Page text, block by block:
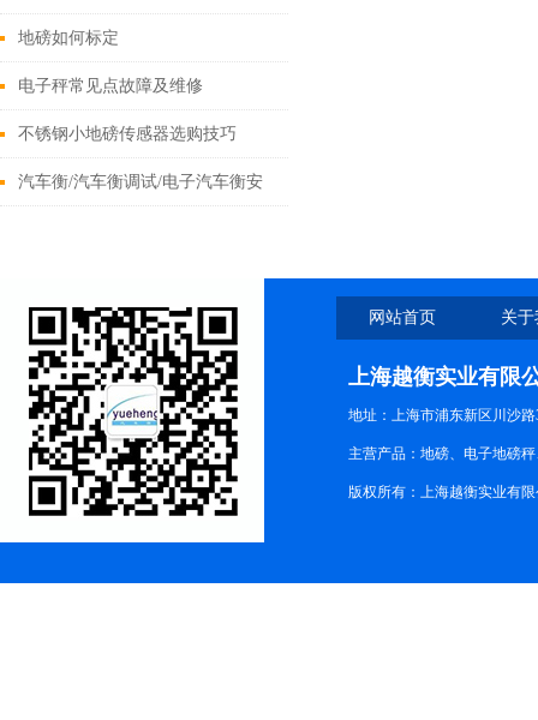
如何选型（厂家）
地磅如何标定
电子秤常见点故障及维修
不锈钢小地磅传感器选购技巧
汽车衡/汽车衡调试/电子汽车衡安
网站首页 关
上海越衡实业有限
地址：上海市浦东新区川沙路
主营产品：地磅、电子地磅
版权所有：上海越衡实业有